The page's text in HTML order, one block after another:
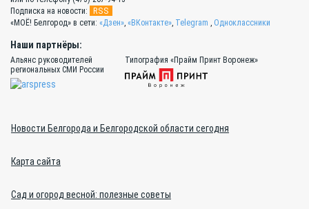
Подписка на новости:
RSS
«МОЁ! Белгород» в сети: «Дзен» «ВКонтакте» Telegram Одноклассники
Наши партнёры:
Альянс руководителей
региональных СМИ России
Типография «Прайм Принт Воронеж»
Новости Белгорода и Белгородской области сегодня
Карта сайта
Сад и огород весной: полезные советы